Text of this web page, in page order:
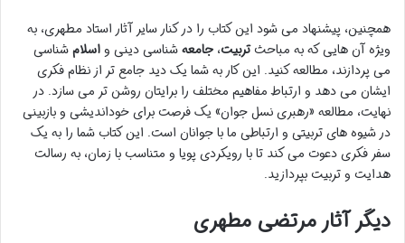
همچنین، پیشنهاد می شود این کتاب را در کنار سایر آثار استاد مطهری، به
ویژه آن هایی که به مباحثتربیت، جامعهشناسی دینی واسلامشناسی
می پردازند، مطالعه کنید. این کار به شما یک دید جامع تر از نظام فکری
ایشان می دهد و ارتباط مفاهیم مختلف را برایتان روشن تر می سازد. در
نهایت، مطالعه «رهبری نسل جوان» یک فرصت برای خوداندیشی و بازبینی
در شیوه های تربیتی و ارتباطی ما با جوانان است. این کتاب شما را به یک
سفر فکری دعوت می کند تا با رویکردی پویا و متناسب با زمان، به رسالت
هدایت و تربیت بپردازید.
دیگر آثار مرتضی مطهری